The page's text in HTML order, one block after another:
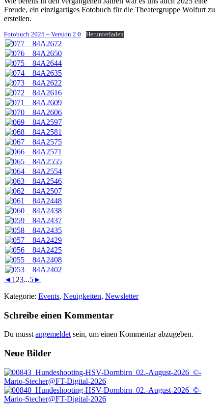
Freude, ein einzigartiges Fotobuch für die Theatergruppe Wolfurt zu
erstellen.
Fotobuch 2025 – Version 2.0 Herunterladen
◄ 1 23...5►
Kategorie: Events, Neuigkeiten, Newsletter
Leser-
Schreibe einen Kommentar
Du musst angemeldet sein, um einen Kommentar abzugeben.
Footer
Neue Bilder